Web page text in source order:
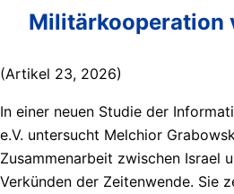
Militärkooperation
(Artikel 23, 2026)
In einer neuen Studie der
e.V. untersucht Melchior
Zusammenarbeit zwischen Israel
Verkünden der Zeitenwende. Sie